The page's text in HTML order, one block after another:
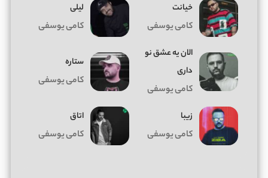
خیانت
کامی یوسفی
لیلی
کامی یوسفی
الان یه عشق نو
داری
کامی یوسفی
ستاره
کامی یوسفی
زیبا
کامی یوسفی
اتاق
کامی یوسفی